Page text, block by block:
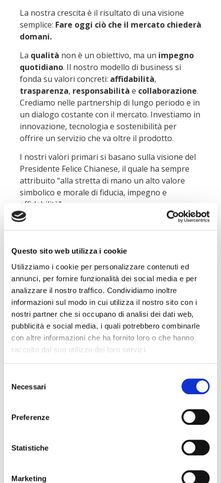
Questo sito web utilizza i cookie
Utilizziamo i cookie per personalizzare contenuti ed
annunci, per fornire funzionalità dei social media e per
analizzare il nostro traffico. Condividiamo inoltre
informazioni sul modo in cui utilizza il nostro sito con i
nostri partner che si occupano di analisi dei dati web,
pubblicità e social media, i quali potrebbero combinarle
con altre informazioni che ha fornito loro o che hanno
raccolto dal suo utilizzo dei loro servizi.
delNecessari
Preferenze
Statistiche
Marketing
La nostra crescita è il risultato di una visione
semplice: Fare oggi ciò che il mercato chiederà
domani.
La qualità non è un obiettivo, ma un impegno
quotidiano. Il nostro modello di business si
fonda su valori concreti: affidabilità,
trasparenza, responsabilità e collaborazione.
Crediamo nelle partnership di lungo periodo e in
un dialogo costante con il mercato. Investiamo in
innovazione, tecnologia e sostenibilità per
offrire un servizio che va oltre il prodotto.
I nostri valori primari si basano sulla visione del
Presidente Felice Chianese, il quale ha sempre
attribuito “alla stretta di mano un alto valore
simbolico e morale di fiducia, impegno e
affidabilità”
SPECIALISTI PER
INNOVATORI PER
SCELTA
tecnico verticale che ci consente di